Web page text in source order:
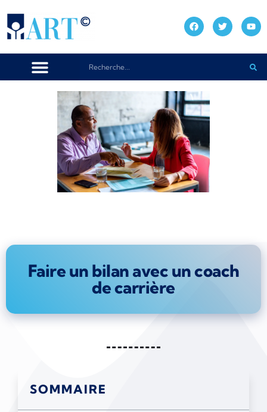
Faire un bilan avec un coach
de carrière
SOMMAIRE